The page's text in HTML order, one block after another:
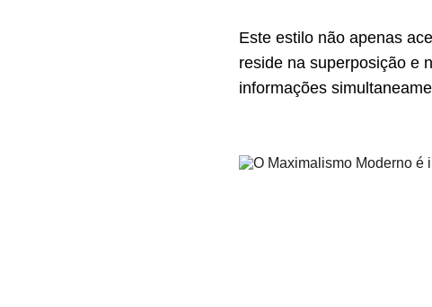
Este estilo não apenas
reside na superposição e
informações